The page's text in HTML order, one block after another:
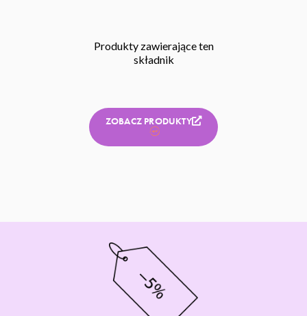
Produkty zawierające ten
składnik
ZOBACZ PRODUKTY